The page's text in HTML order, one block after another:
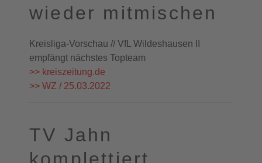
wieder mitmischen
Kreisliga-Vorschau // VfL Wildeshausen II
empfängt nächstes Topteam
>> kreiszeitung.de
>> WZ / 25.03.2022
TV Jahn